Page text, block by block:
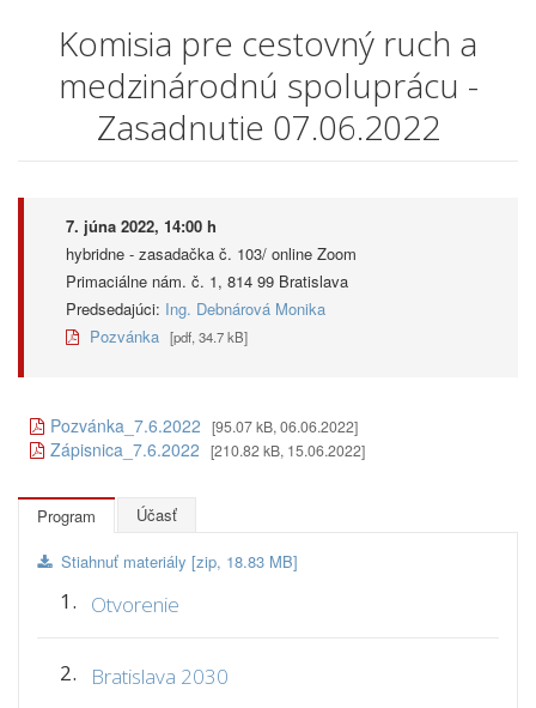
Komisia pre cestovný ruch a
medzinárodnú spoluprácu -
Zasadnutie 07.06.2022
7. júna 2022, 14:00 h
hybridne - zasadačka č. 103/ online Zoom
Primaciálne nám. č. 1, 814 99 Bratislava
Predsedajúci: Ing. Debnárová Monika
Pozvánka [pdf, 34.7 kB]
Pozvánka_7.6.2022 [95.07 kB, 06.06.2022]
Zápisnica_7.6.2022 [210.82 kB, 15.06.2022]
Program Účasť
Stiahnuť materiály [zip, 18.83 MB]
1. Otvorenie
2. Bratislava 2030